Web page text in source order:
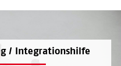
/ Integrationshilfe